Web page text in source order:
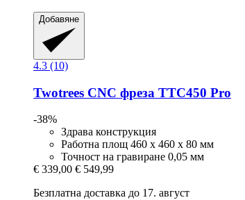
Добавяне
4.3 (10)
Twotrees CNC фреза TTC450 Pro
-38%
Здрава конструкция
Работна площ 460 x 460 x 80 мм
Точност на гравиране 0,05 мм
€ 339,00 € 549,99
Безплатна доставка до 17. август